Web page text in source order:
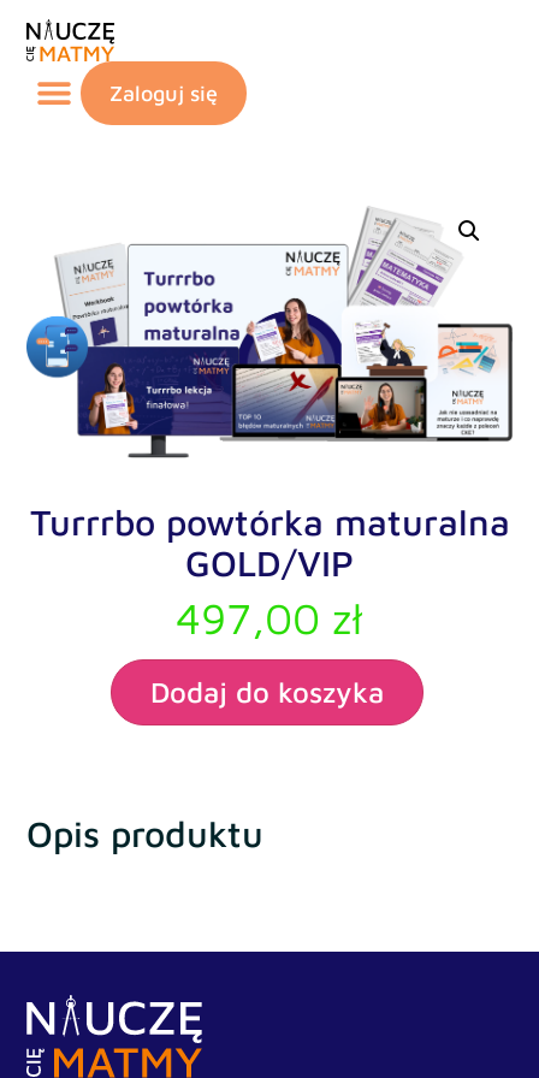
Zaloguj się
Turrrbo powtórka maturalna
GOLD/VIP
497,00 zł
Dodaj do koszyka
Opis produktu